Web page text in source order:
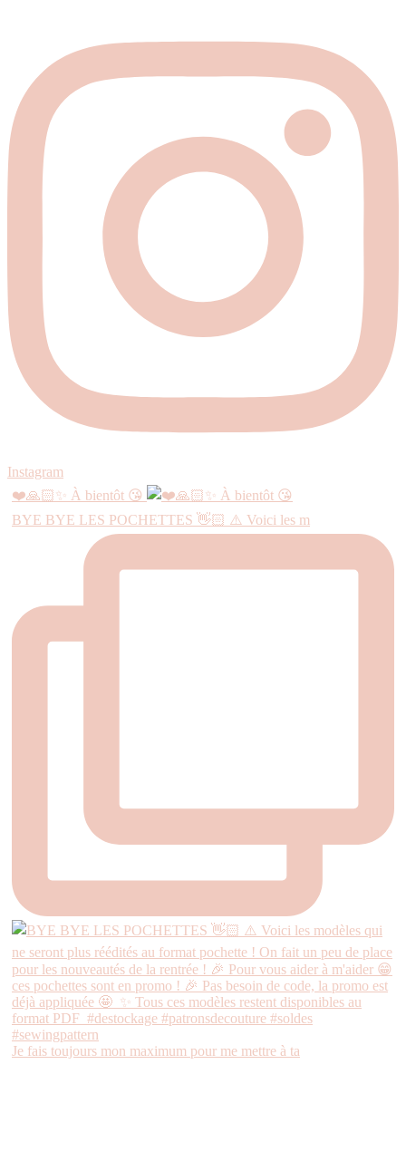
Instagram
❤️🙏🏻✨ À bientôt 😘
BYE BYE LES POCHETTES 👋🏻 ⚠️ Voici les m
Je fais toujours mon maximum pour me mettre à ta